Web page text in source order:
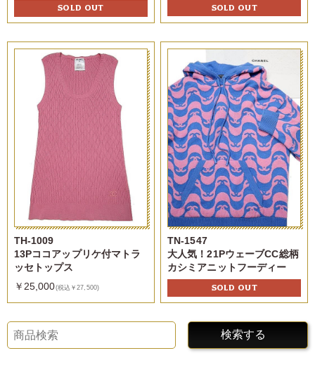
SOLD OUT SOLD OUT
TH-1009
13Pココアップリケ付マトラ
ッセトップス
￥25,000(税込￥27,500)
TN-1547
大人気！21PウェーブCC総柄
カシミアニットフーディー
SOLD OUT
検索する